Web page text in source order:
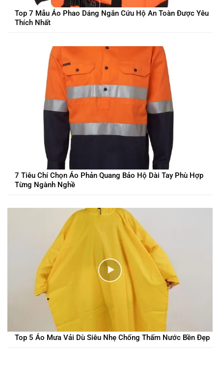
Top 7 Mẫu Áo Phao Dáng Ngắn Cứu Hộ An Toàn Được Yêu
Thích Nhất
7 Tiêu Chí Chọn Áo Phản Quang Bảo Hộ Dài Tay Phù Hợp
Từng Ngành Nghề
Top 5 Áo Mưa Vải Dù Siêu Nhẹ Chống Thấm Nước Bền Đẹp